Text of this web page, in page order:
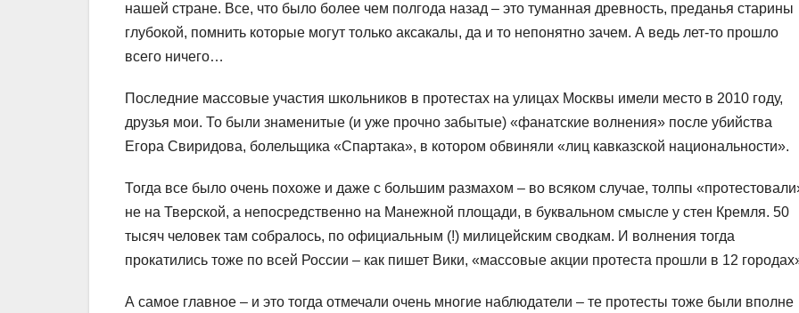
нашей стране. Все, что было более чем полгода назад – это туманная древность, преданья старины
глубокой, помнить которые могут только аксакалы, да и то непонятно зачем. А ведь лет-то прошло
всего ничего…
Последние массовые участия школьников в протестах на улицах Москвы имели место в 2010 году,
друзья мои. То были знаменитые (и уже прочно забытые) «фанатские волнения» после убийства
Егора Свиридова, болельщика «Спартака», в котором обвиняли «лиц кавказской национальности».
Тогда все было очень похоже и даже с большим размахом – во всяком случае, толпы
не на Тверской, а непосредственно на Манежной площади, в буквальном смысле у стен Кремля. 50
тысяч человек там собралось, по официальным (!) милицейским сводкам. И волнения тогда
прокатились тоже по всей России – как пишет Вики, «массовые акции протеста прошли в 12
А самое главное – и это тогда отмечали очень многие наблюдатели – те протесты тоже были вполне